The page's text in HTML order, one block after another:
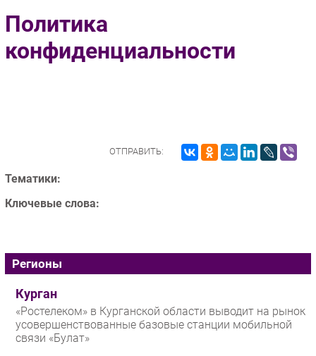
Импорто­замещение
Автоматизация Промышленности
Оборудование
Кадры
Регулирование
Финансы
Web
Политика
конфиденциальности
ОТПРАВИТЬ:
Тематики:
Ключевые слова:
Регионы
Курган
«Ростелеком» в Курганской области выводит на рынок
усовершенствованные базовые станции мобильной
связи «Булат»